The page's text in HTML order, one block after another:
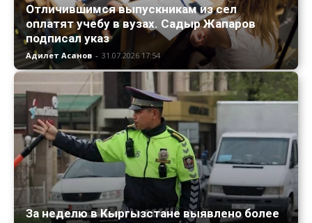
Отличившимся выпускникам из сел
оплатят учебу в вузах. Садыр Жапаров
подписал указ
Адилет Асанов - 31.07.2026 17:54
За неделю в Кыргызстане выявлено более